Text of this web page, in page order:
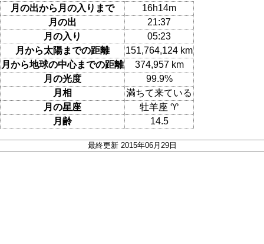
月の出から月の入りまで
16h14m
月の出
21:37
月の入り
05:23
月から太陽までの距離
151,764,124 km
月から地球の中心までの距離
374,957 km
月の光度
99.9%
月相
満ちて来ている
月の星座
牡羊座 ♈
月齢
14.5
最終更新 2015年06月29日